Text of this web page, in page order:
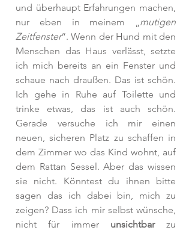
und überhaupt Erfahrungen machen,
nur eben in meinem „mutigen
Zeitfenster“. Wenn der Hund mit den
Menschen das Haus verlässt, setzte
ich mich bereits an ein Fenster und
schaue nach draußen. Das ist schön.
Ich gehe in Ruhe auf Toilette und
trinke etwas, das ist auch schön.
Gerade versuche ich mir einen
neuen, sicheren Platz zu schaffen in
dem Zimmer wo das Kind wohnt, auf
dem Rattan Sessel. Aber das wissen
sie nicht. Könntest du ihnen bitte
sagen das ich dabei bin, mich zu
zeigen? Dass ich mir selbst wünsche,
nicht für immer unsichtbar zu